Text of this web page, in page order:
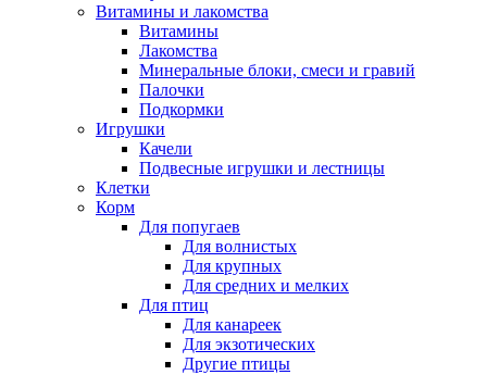
Витамины и лакомства
Витамины
Лакомства
Минеральные блоки, смеси и гравий
Палочки
Подкормки
Игрушки
Качели
Подвесные игрушки и лестницы
Клетки
Корм
Для попугаев
Для волнистых
Для крупных
Для средних и мелких
Для птиц
Для канареек
Для экзотических
Другие птицы